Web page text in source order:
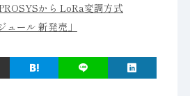
から LoRa変調方式
ール 新発売」